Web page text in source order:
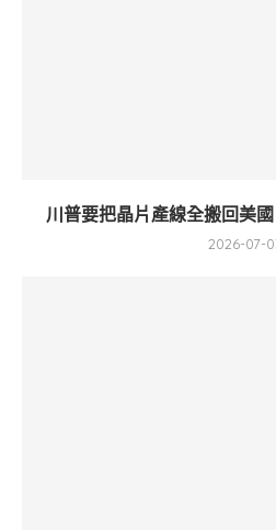
川普要把晶片產線全搬回美
2026-07-